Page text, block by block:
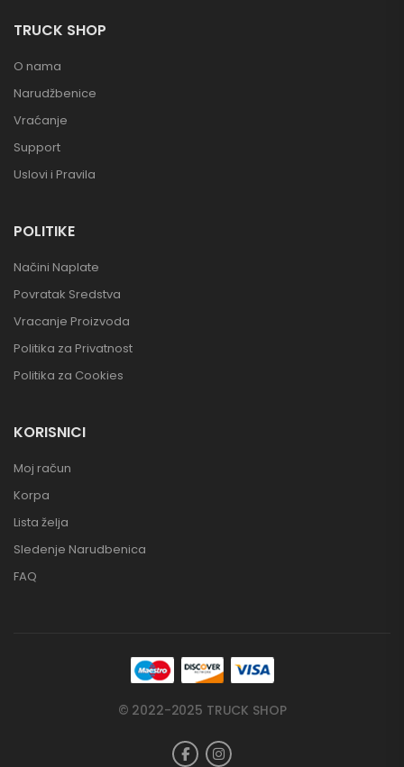
TRUCK SHOP
O nama
Narudžbenice
Vraćanje
Support
Uslovi i Pravila
POLITIKE
Načini Naplate
Povratak Sredstva
Vracanje Proizvoda
Politika za Privatnost
Politika za Cookies
KORISNICI
Moj račun
Korpa
Lista želja
Sledenje Narudbenica
FAQ
© 2022-2025 TRUCK SHOP